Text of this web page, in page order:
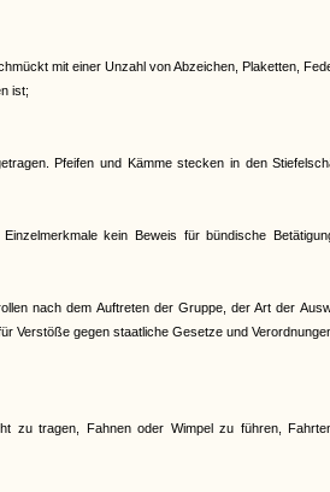
mit einer Unzahl von Abzeichen, Plaketten,
ist;
Pfeifen und Kämme stecken in den
kein Beweis für bündische
nach dem Auftreten der Gruppe, der Art der
Verstöße gegen staatliche Gesetze und
zu tragen, Fahnen oder Wimpel zu führen,